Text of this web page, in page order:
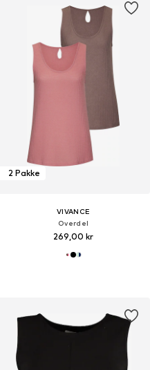
2 Pakke
VIVANCE
Overdel
269,00 kr